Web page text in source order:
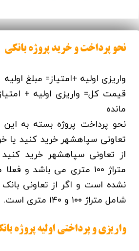
نحو پرداخت و خرید پروژه بانکی
واریزی اولیه +امتیاز= مبلغ اولیه
قیمت کل= واریزی اولیه +
مانده
نحو پرداخت پروژه بسته به این
تعاونی سپاهشهر خرید کنید یا
از تعاونی سپاهشهر خرید کنید
متراژ ۱۰۰ متری می باشد و
نشده است و اگر از تعاونی
شامل متراژ ۱۰۰ و ۱۴۰ متری است.
واریزی و پرداختی اولیه پروژه